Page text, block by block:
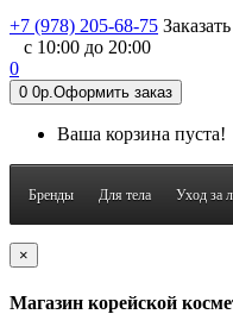
+7 (978) 205-68-75
с 10:00 до 20:00
0
0 0р.Оформить заказ
Ваша корзина пуста!
Бренды Для тела Уход за
×
Магазин корейской